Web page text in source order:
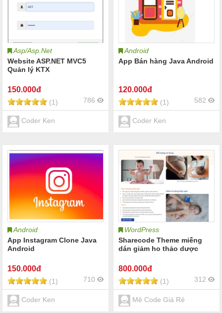
Asp/Asp.Net
Website ASP.NET MVC5
Quản lý KTX
150.000đ
(1) 786
Coder Ken
Android
App Bán hàng Java Android
120.000đ
(1) 582
Coder Ken
Android
App Instagram Clone Java
Android
150.000đ
(1) 710
Coder Ken
WordPress
Sharecode Theme miếng
dán giảm ho thảo dược
800.000đ
(1) 312
Mê Code Giá Rẻ